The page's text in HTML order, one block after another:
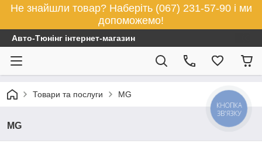
Не знайшли товар? Наберіть (067) 231-57-90 і ми
допоможемо!
Авто-Тюнінг інтернет-магазин
Товари та послуги MG
MG
КНОПКА
ЗВ'ЯЗКУ